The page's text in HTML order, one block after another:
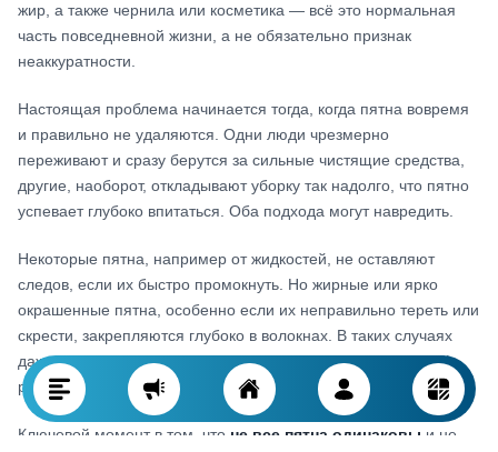
жир, а также чернила или косметика — всё это нормальная
часть повседневной жизни, а не обязательно признак
неаккуратности.
Настоящая проблема начинается тогда, когда пятна вовремя
и правильно не удаляются. Одни люди чрезмерно
переживают и сразу берутся за сильные чистящие средства,
другие, наоборот, откладывают уборку так надолго, что пятно
успевает глубоко впитаться. Оба подхода могут навредить.
Некоторые пятна, например от жидкостей, не оставляют
следов, если их быстро промокнуть. Но жирные или ярко
окрашенные пятна, особенно если их неправильно тереть или
скрести, закрепляются глубоко в волокнах. В таких случаях
даже профессиональная чистка не всегда даёт идеальный
результат.
Ключевой момент в том, что не все пятна одинаковы и не